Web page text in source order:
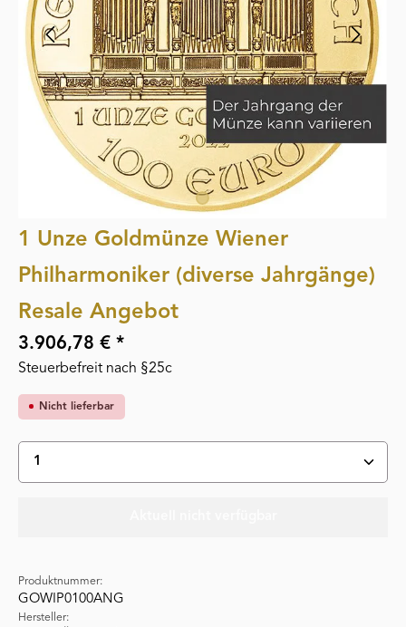
1 Unze Goldmünze Wiener
Philharmoniker (diverse Jahrgänge)
Resale Angebot
3.906,78 € *
Steuerbefreit nach §25c
Nicht lieferbar
Produkt Anzahl: Gib den gewünschten Wert ein
Produktnummer:
GOWIP0100ANG
Hersteller: